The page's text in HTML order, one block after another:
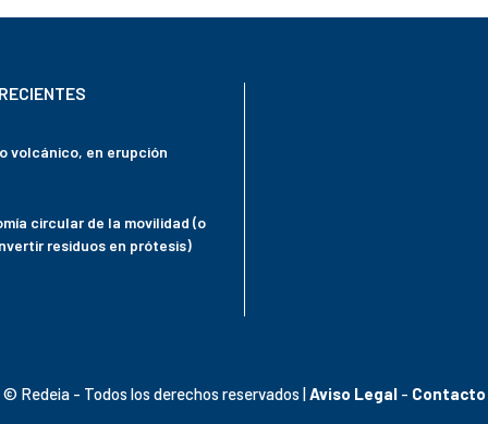
volcánico, en erupción
circular de la movilidad (o
residuos en prótesis)
© Redeia - Todos los derechos reservados |Aviso Legal- Contacto